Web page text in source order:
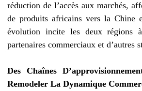
réduction de l’accès aux marchés,
de produits africains vers la Chine
évolution incite les deux régions
partenaires commerciaux et d’autres
Des Chaînes
Remodeler La Dynamique